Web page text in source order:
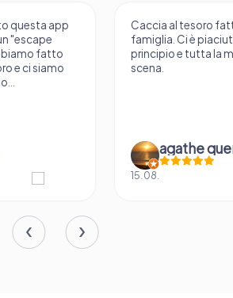
questa app
"escape
fatto
e ci siamo
Caccia al tesoro
famiglia. Ci è
principio e tutta la
scena.
agathe
15.08.